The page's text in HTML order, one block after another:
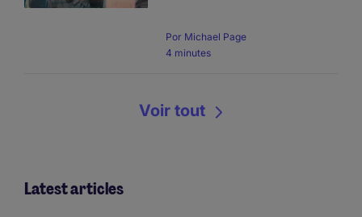
Por Michael Page
4 minutes
Voir tout
Latest articles